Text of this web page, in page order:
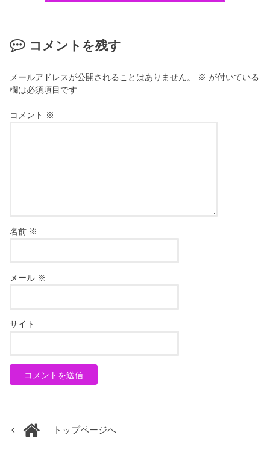
コメントを残す
メールアドレスが公開されることはありません。 ※ が付いている
欄は必須項目です
コメント ※
名前 ※
メール ※
サイト
トップページへ